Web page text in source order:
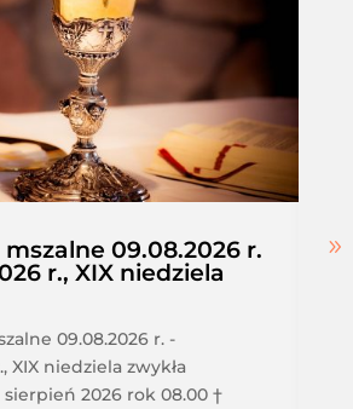
09.08.2026 r.
r., XIX niedziela
09.08.2026 r. -
XIX niedziela zwykła
2026 rok 08.00 †